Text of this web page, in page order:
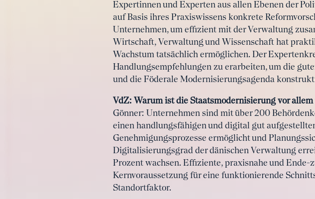
Expertinnen und Experten aus allen Ebenen der
auf Basis ihres Praxiswissens konkrete
Unternehmen, um effizient mit der Verwaltung
Wirtschaft, Verwaltung und Wissenschaft hat
Wachstum tatsächlich ermöglichen. Der
Handlungsempfehlungen zu erarbeiten, um die
und die Föderale Modernisierungsagenda
VdZ: Warum ist die Staatsmodernisierung vor
Gönner: Unternehmen sind mit über 200
einen handlungsfähigen und digital gut
Genehmigungsprozesse ermöglicht und
Digitalisierungsgrad der dänischen Verwaltung
Prozent wachsen. Effiziente, praxisnahe und
Kernvoraussetzung für eine funktionierende
Standortfaktor.